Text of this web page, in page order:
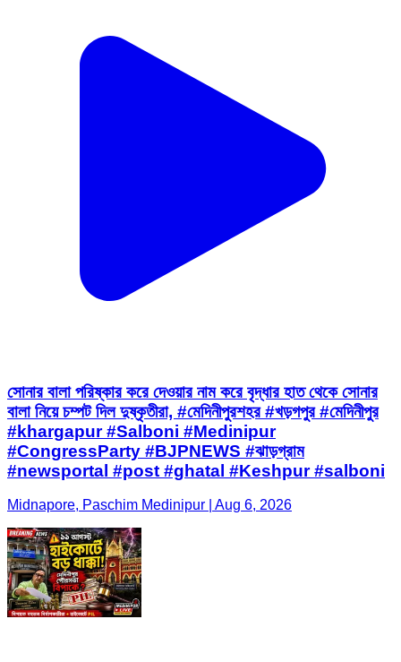
সোনার বালা পরিষ্কার করে দেওয়ার নাম করে বৃদ্ধার হাত থেকে সোনার
বালা নিয়ে চম্পট দিল দুষ্কৃতীরা, #মেদিনীপুরশহর #খড়গপুর #মেদিনীপুর
#khargapur #Salboni #Medinipur
#CongressParty #BJPNEWS #ঝাড়গ্রাম
#newsportal #post #ghatal #Keshpur #salboni
Midnapore, Paschim Medinipur | Aug 6, 2026